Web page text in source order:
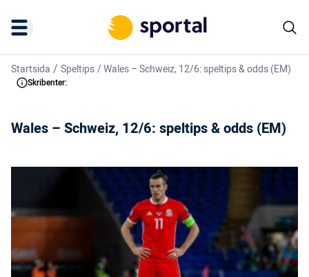
Startsida / Speltips/Wales – Schweiz, 12/6: speltips & odds (EM)
Skribenter:
Wales – Schweiz, 12/6: speltips & odds (EM)